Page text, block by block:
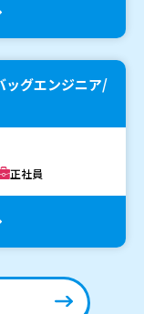
ッグエンジニア/
正社員